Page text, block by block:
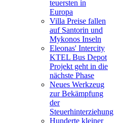
teuersten in
Europa
Villa Preise fallen
auf Santorin und
Mykonos Inseln
Eleonas' Intercity
KTEL Bus Depot
Projekt geht in die
nächste Phase
Neues Werkzeug
zur Bekämpfung
der
Steuerhinterziehung
Hunderte kleiner